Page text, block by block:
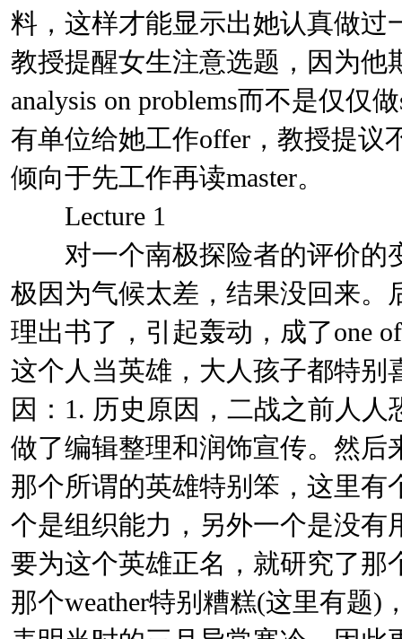
料，这样才能显示出她认真做过
教授提醒女生注意选题，因为他
analysis on problems而不是仅仅
有单位给她工作offer，教授提议
倾向于先工作再读master。
Lecture 1
对一个南极探险者的评价的
极因为气候太差，结果没回来。
理出书了，引起轰动，成了one
这个人当英雄，大人孩子都特别
因：1. 历史原因，二战之前人
做了编辑整理和润饰宣传。然后
那个所谓的英雄特别笨，这里有
个是组织能力，另外一个是没有
要为这个英雄正名，就研究了那
那个weather特别糟糕(这里有题)